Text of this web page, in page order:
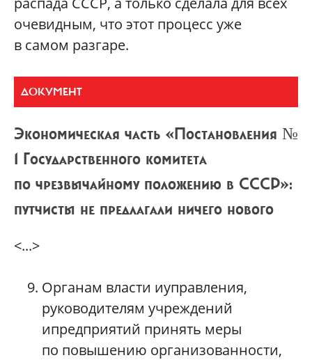
очевидным, что этот процесс уже
в самом разгаре.
ДОКУМЕНТ
Экономическая часть «Постановления №
1 Государственного комитета
по чрезвычайному положению в СССР»:
путчисты не предлагали ничего нового
<...>
Органам власти иуправления,
руководителям учреждений
ипредприятий принять меры
по повышению организованности,